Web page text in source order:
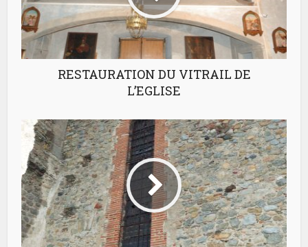
RESTAURATION DU VITRAIL DE
L’EGLISE